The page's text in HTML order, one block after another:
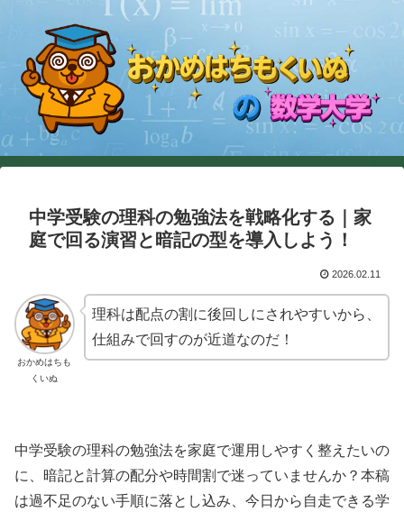
中学受験の理科の勉強法を戦略化する｜家
庭で回る演習と暗記の型を導入しよう！
2026.02.11
おかめはちも
くいぬ
理科は配点の割に後回しにされやすいから、
仕組みで回すのが近道なのだ！
中学受験の理科の勉強法を家庭で運用しやすく整えたいの
に、暗記と計算の配分や時間割で迷っていませんか？本稿
は過不足のない手順に落とし込み、今日から自走できる学